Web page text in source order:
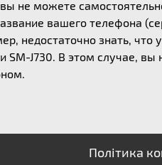
не можете
вашего телефона
недостаточно знать, что
SM-J730. В этом случае,
Політика